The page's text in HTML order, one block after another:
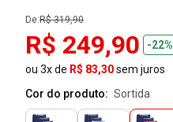
De:R$ 319,90
R$ 249,90
-22%
ou 3x de R$ 83,30sem juros
Cor do produto:
sortida